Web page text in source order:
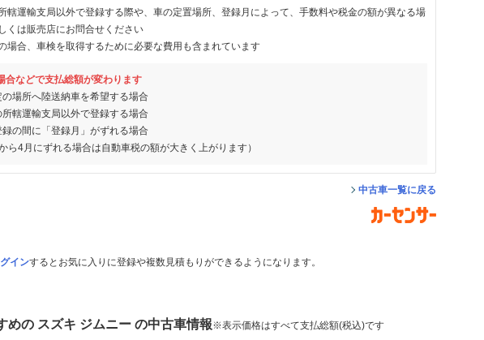
轄運輸支局以外で登録する際や、車の定置場所、登録月によって、手数料や税金の額が異なる場
くは販売店にお問合せください
場合、車検を取得するために必要な費用も含まれています
合などで支払総額が変わります
場所へ陸送納車を希望する場合
轄運輸支局以外で登録する場合
の間に「登録月」がずれる場合
ら4月にずれる場合は自動車税の額が大きく上がります）
中古車一覧に戻る
インするとお気に入りに登録や複数見積もりができるようになります。
めの スズキ ジムニー の中古車情報※表示価格はすべて支払総額(税込)です